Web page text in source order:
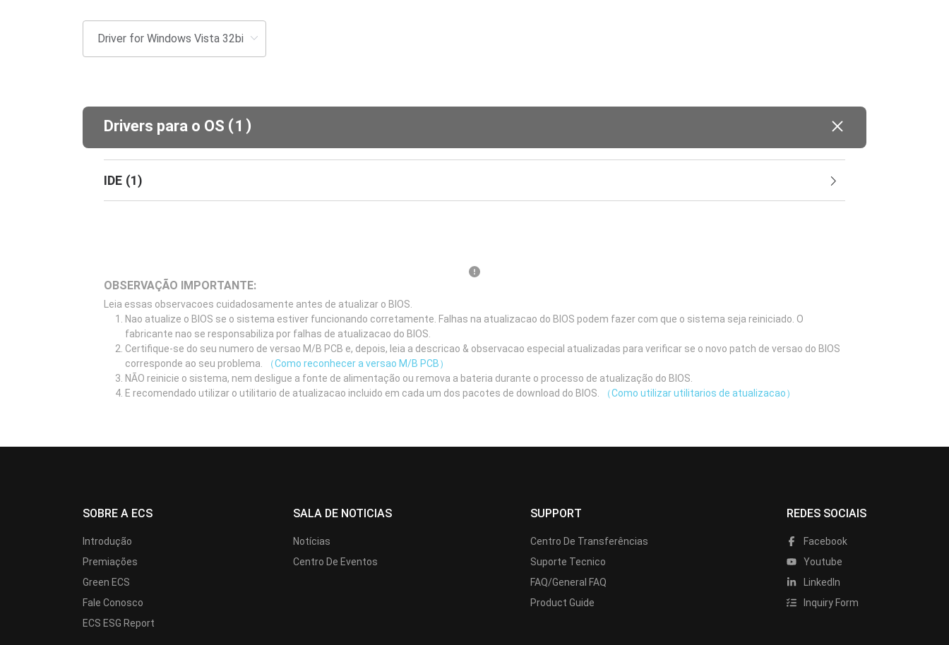
Drivers para o OS (1 )
IDE (1)
OBSERVAÇÃO IMPORTANTE:
Leia essas observacoes cuidadosamente antes de atualizar o BIOS.
Nao atualize o BIOS se o sistema estiver funcionando corretamente. Falhas na atualizacao do BIOS podem fazer com que o sistema seja reiniciado. O
fabricante nao se responsabiliza por falhas de atualizacao do BIOS.
Certifique-se do seu numero de versao M/B PCB e, depois, leia a descricao & observacao especial atualizadas para verificar se o novo patch de versao do BIOS
corresponde ao seu problema.
（Como reconhecer a versao M/B PCB）
NÃO reinicie o sistema, nem desligue a fonte de alimentação ou remova a bateria durante o processo de atualização do BIOS.
E recomendado utilizar o utilitario de atualizacao incluido em cada um dos pacotes de download do BIOS.
（Como utilizar utilitarios de atualizacao）
SOBRE A ECS
Introdução
Premiações
Green ECS
Fale Conosco
ECS ESG Report
SALA DE NOTICIAS
Notícias
Centro De Eventos
SUPPORT
Centro De Transferências
Suporte Tecnico
FAQ/General FAQ
Product Guide
REDES SOCIAIS
Facebook
Youtube
LinkedIn
Inquiry Form